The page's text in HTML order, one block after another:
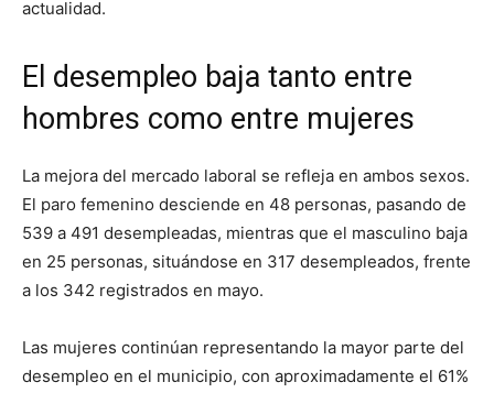
actualidad.
El desempleo baja tanto entre
hombres como entre mujeres
La mejora del mercado laboral se refleja en ambos sexos.
El paro femenino desciende en 48 personas, pasando de
539 a 491 desempleadas, mientras que el masculino baja
en 25 personas, situándose en 317 desempleados, frente
a los 342 registrados en mayo.
Las mujeres continúan representando la mayor parte del
desempleo en el municipio, con aproximadamente el 61%